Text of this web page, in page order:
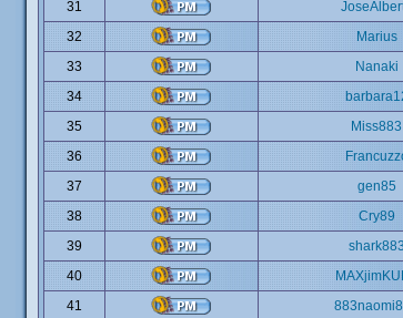
31
32
Marius
33
Nanaki
34
35
Miss883
36
37
gen85
38
Cry89
39
shark883
40
41